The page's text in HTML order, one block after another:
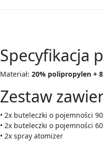
Specyfikacja
Materiał: 20% polipropylen +
Zestaw
• 2x buteleczki o pojemności
• 2x buteleczki o pojemności
• 2x spray atomizer